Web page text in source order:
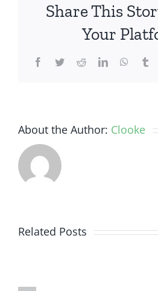
Share This
Your
Facebook
TwitterRedditLinkedIn
About the Author: Clooke
Related Posts